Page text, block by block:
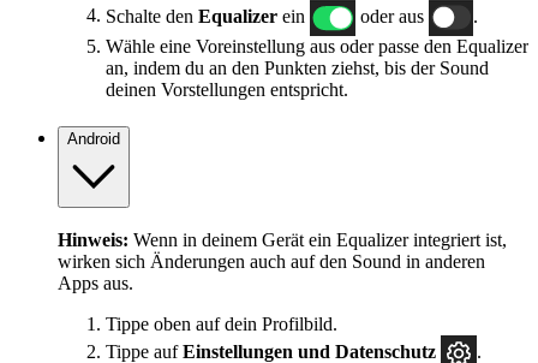
Schalte den Equalizer ein oder aus
.
Wähle eine Voreinstellung aus oder passe den Equalizer
an, indem du an den Punkten ziehst, bis der Sound
deinen Vorstellungen entspricht.
Android
Hinweis: Wenn in deinem Gerät ein Equalizer integriert ist,
wirken sich Änderungen auch auf den Sound in anderen
Apps aus.
Tippe oben auf dein Profilbild.
Tippe aufEinstellungen und Datenschutz
.